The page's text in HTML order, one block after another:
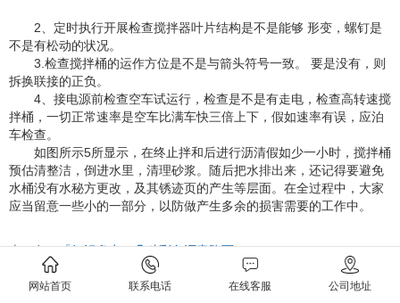
2、定时执行开展检查搅拌器叶片结构是不是能够 形变，螺钉是
不是有松动的状况。
3.检查搅拌桶的运作方位是不是与箭头符号一致。 要是没有，则
拆换联接的正负。
4、接电源前检查空车试运行，检查是不是有走电，检查高转速搅
拌桶，一切正常速率是空车比满车快三倍上下，假如速率有误，应泊
车检查。
如图所示5所显示，在终止拌和后进行沥清假如少一小时，搅拌桶
预估清整洁，倒进水里，清理砂浆。随后把水排出来，还记得要避免
水桶没有水秘方更改，及其锈迹页的产生等层面。在全过程中，大家
应当留意一些小的一部分，以防做产生多余的损害需要的工作中。
上一条：「知识盘点」几种彩色沥青路面
下一条：
如何对彩色沥青设备进行维护
网站首页 联系电话 在线客服 公司地址